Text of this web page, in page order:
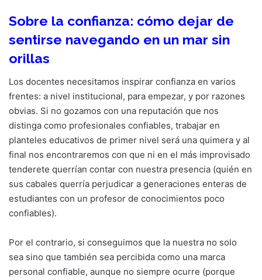
Sobre la confianza: cómo dejar de
sentirse navegando en un mar sin
orillas
Los docentes necesitamos inspirar confianza en varios
frentes: a nivel institucional, para empezar, y por razones
obvias. Si no gozamos con una reputación que nos
distinga como profesionales confiables, trabajar en
planteles educativos de primer nivel será una quimera y al
final nos encontraremos con que ni en el más improvisado
tenderete querrían contar con nuestra presencia (quién en
sus cabales querría perjudicar a generaciones enteras de
estudiantes con un profesor de conocimientos poco
confiables).
Por el contrario, si conseguimos que la nuestra no solo
sea sino que también sea percibida como una marca
personal confiable, aunque no siempre ocurre (porque